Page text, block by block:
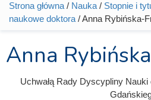
Jesteś tutaj
Strona główna / Nauka / Stopnie i
naukowe doktora / Anna Rybińska-
Anna
Uchwałą Rady Dyscypliny